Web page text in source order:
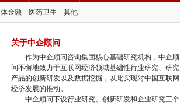
金融 医药卫生 其他
关于中企顾问
作为中企顾问咨询集团核心基础研究机构，中企顾
问不懈地致力于互联网经济领域基础性行业研究、研究
产品的创新研发以及数据挖掘，以此实现对中国互联网
经济发展的推动。
中企顾问下设行业研究、创新研发和企业研究三个